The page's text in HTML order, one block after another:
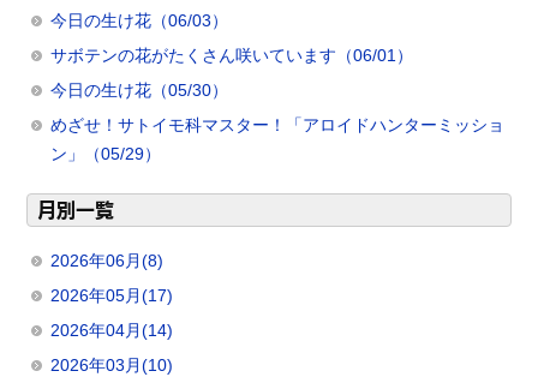
今日の生け花（06/03）
サボテンの花がたくさん咲いています（06/01）
今日の生け花（05/30）
めざせ！サトイモ科マスター！「アロイドハンターミッショ
ン」（05/29）
月別一覧
2026年06月(8)
2026年05月(17)
2026年04月(14)
2026年03月(10)